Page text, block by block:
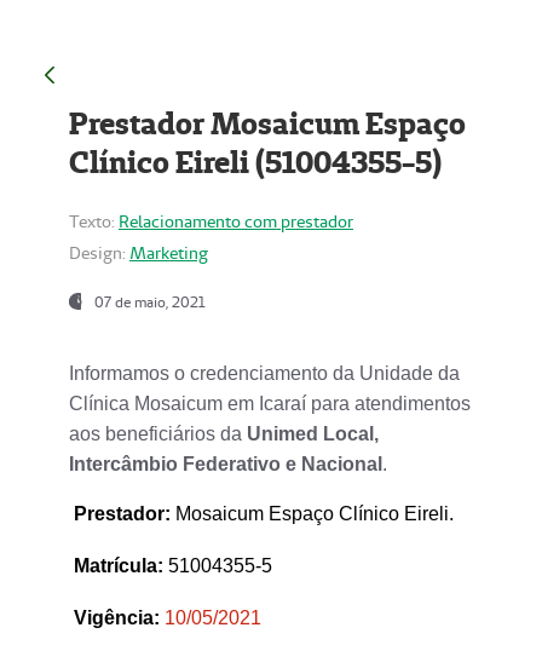
Prestador Mosaicum Espaço
Clínico Eireli (51004355-5)
Texto: Relacionamento com prestador
Design: Marketing
07 de maio, 2021
Informamos o credenciamento da Unidade da
Clínica Mosaicum em Icaraí para atendimentos
aos beneficiários da Unimed Local,
Intercâmbio Federativo e Nacional .
Prestador: Mosaicum Espaço Clínico Eireli.
Matrícula: 51004355-5
Vigência: 10/05/2021